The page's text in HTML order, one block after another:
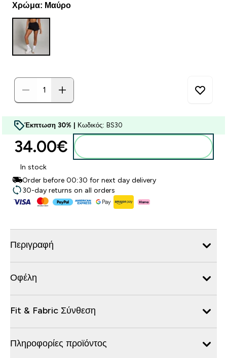
Χρώμα: Μαύρο
Έκπτωση 30% | Κωδικός: BS30
34.00€‎
In stock
Order before 00:30 for next day delivery
30-day returns on all orders
Περιγραφή
Οφέλη
Fit & Fabric Σύνθεση
Πληροφορίες προϊόντος